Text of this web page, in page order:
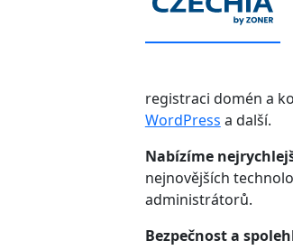
registraci domén a
WordPress a další.
Nabízíme
nejnovějších
administrátorů.
Bezpečnost a